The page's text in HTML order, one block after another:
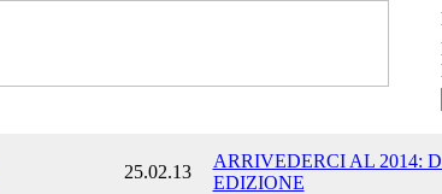
25.02.13
ARRIVEDERCI AL 2014:
EDIZIONE